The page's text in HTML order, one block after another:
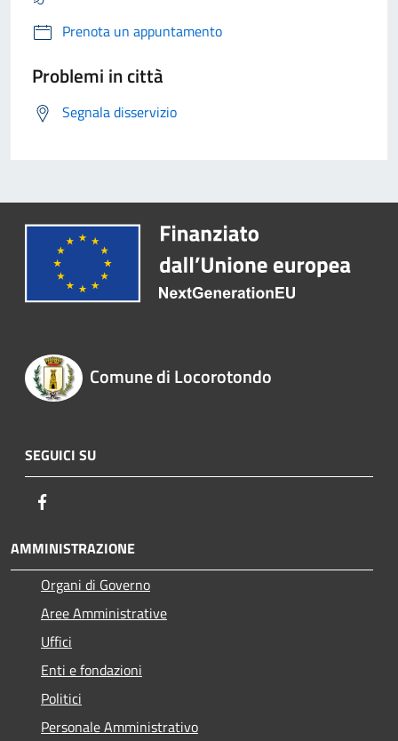
Prenota un appuntamento
Problemi in città
Segnala disservizio
Comune di Locorotondo
SEGUICI SU
AMMINISTRAZIONE
Organi di Governo
Aree Amministrative
Uffici
Enti e fondazioni
Politici
Personale Amministrativo